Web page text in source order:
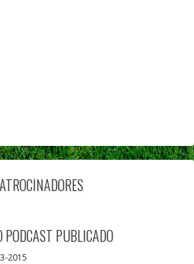
PODCAST PUBLICADO
2015